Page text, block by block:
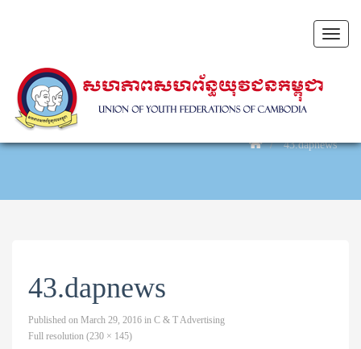
Toggle
43.dapnews
43.dapnews
Published on March 29, 2016 in C & T Advertising
Full resolution (230 × 145)